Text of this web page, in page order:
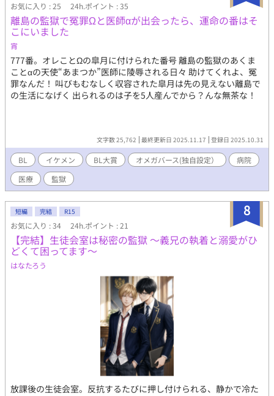
お気に入り : 25 24h.ポイント : 35
離島の監獄で冤罪Ωと医師αが出会ったら、運命の番はそ
こにいました
宵
777番。オレことΩの皐月に付けられた番号 離島の監獄のあくま
ことαの天使“あまつか”医師に陵辱される日々 助けてくれよ、冤
罪なんだ！ 叫びもむなしく収容された皐月は先の見えない離島で
の生活になげく 出られるのは子を5人産んでから？んな無茶な！
文字数 25,762 最終更新日 2025.11.17 登録日 2025.10.31
BL イケメン BL大賞 オメガバース(独自設定）
病院
医療
監獄
8
短編 完結 R15
お気に入り : 34 24h.ポイント : 21
【完結】生徒会室は秘密の監獄 ～義兄の執着と溺愛がひ
どくて困ってます～
はなたろう
放課後の生徒会室。反抗するたびに押し付けられる、静かで冷た